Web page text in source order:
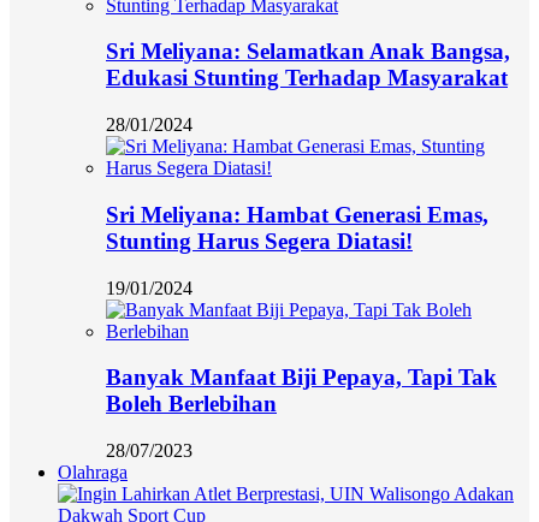
Sri Meliyana: Selamatkan Anak Bangsa,
Edukasi Stunting Terhadap Masyarakat
28/01/2024
Sri Meliyana: Hambat Generasi Emas,
Stunting Harus Segera Diatasi!
19/01/2024
Banyak Manfaat Biji Pepaya, Tapi Tak
Boleh Berlebihan
28/07/2023
Olahraga